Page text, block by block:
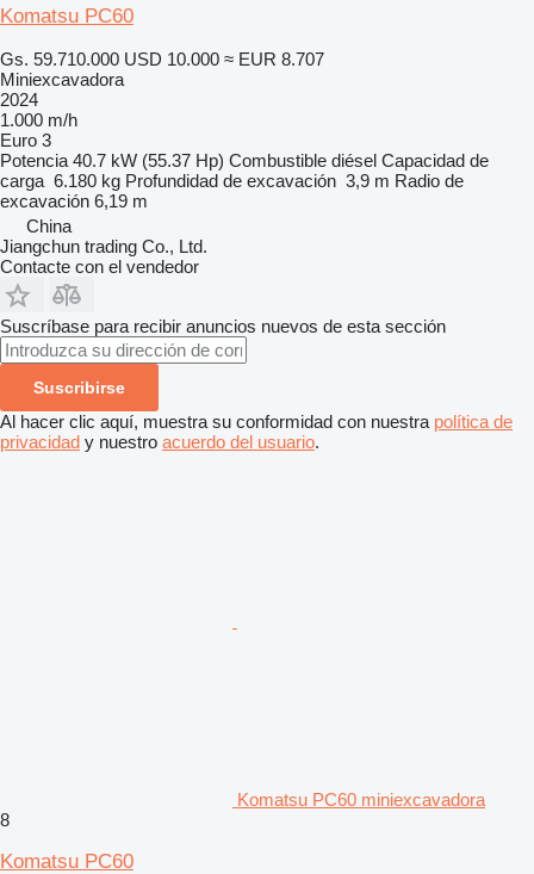
Komatsu PC60
Gs. 59.710.000 USD 10.000 ≈ EUR 8.707
Miniexcavadora
2024
1.000 m/h
Euro 3
Potencia 40.7 kW (55.37 Hp) Combustible diésel Capacidad de
carga 6.180 kg Profundidad de excavación 3,9 m Radio de
excavación 6,19 m
China
Jiangchun trading Co., Ltd.
Contacte con el vendedor
Suscríbase para recibir anuncios nuevos de esta sección
Suscribirse
Al hacer clic aquí, muestra su conformidad con nuestra política de
privacidad y nuestro acuerdo del usuario.
Komatsu PC60 miniexcavadora
8
Komatsu PC60